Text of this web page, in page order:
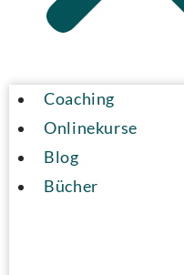
Coaching
Onlinekurse
Blog
Bücher